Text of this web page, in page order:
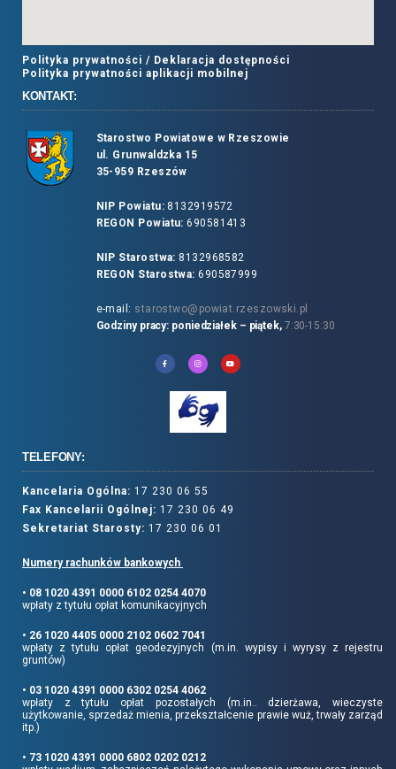
Polityka prywatności / Deklaracja dostępności
Polityka prywatności aplikacji mobilnej
KONTAKT:
Starostwo Powiatowe w Rzeszowie
ul. Grunwaldzka 15
35-959 Rzeszów
NIP Powiatu:8132919572
REGON Powiatu: 690581413
NIP Starostwa: 8132968582
REGON Starostwa: 690587999
e-mail: starostwo@powiat.rzeszowski.pl
Godziny pracy: poniedziałek – piątek, 7:30-15:30
TELEFONY:
Kancelaria Ogólna: 17 230 06 55
Fax Kancelarii Ogólnej: 17 230 06 49
Sekretariat Starosty: 17 230 06 01
Numery rachunków bankowych
• 08 1020 4391 0000 6102 0254 4070
wpłaty z tytułu opłat komunikacyjnych
• 26 1020 4405 0000 2102 0602 7041
wpłaty z tytułu opłat geodezyjnych (m.in. wypisy i wyrysy z rejestru
gruntów)
• 03 1020 4391 0000 6302 0254 4062
wpłaty z tytułu opłat pozostałych (m.in.. dzierżawa, wieczyste
użytkowanie, sprzedaż mienia, przekształcenie prawie wuż, trwały zarząd
itp.)
• 73 1020 4391 0000 6802 0202 0212